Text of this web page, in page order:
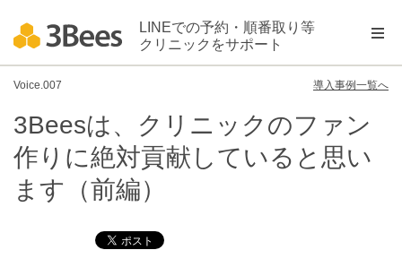
LINEでの予約・順番取り等
クリニックをサポート
Voice.007 導入事例一覧へ
3Beesは、クリニックのファン
作りに絶対貢献していると思い
ます（前編）